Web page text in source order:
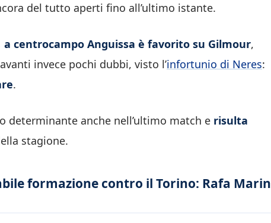
del tutto aperti fino all’ultimo istante.
a centrocampo Anguissa è favorito su Gilmour,
invece pochi dubbi, visto l’infortunio di Neres:
.
anche nell’ultimo match e risulta
stagione.
formazione contro il Torino: Rafa Marin